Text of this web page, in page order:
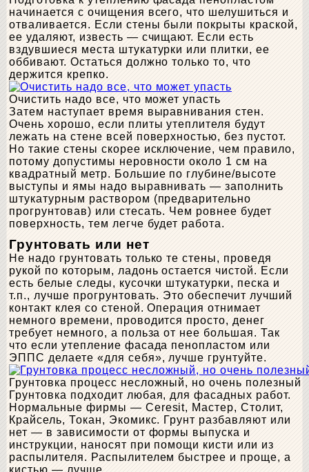
начинается с очищения всего, что шелушиться и
отваливается. Если стены были покрыты краской,
ее удаляют, известь — счищают. Если есть
вздувшиеся места штукатурки или плитки, ее
оббивают. Остаться должно только то, что
держится крепко.
Очистить надо все, что может упасть
Затем наступает время выравнивания стен.
Очень хорошо, если плиты утеплителя будут
лежать на стене всей поверхностью, без пустот.
Но такие стены скорее исключение, чем правило,
потому допустимы неровности около 1 см на
квадратный метр. Большие по глубине/высоте
выступы и ямы надо выравнивать — заполнить
штукатурным раствором (предварительно
прогрунтовав) или стесать. Чем ровнее будет
поверхность, тем легче будет работа.
Грунтовать или нет
Не надо грунтовать только те стены, проведя
рукой по которым, ладонь остается чистой. Если
есть белые следы, кусочки штукатурки, песка и
т.п., лучше прогрунтовать. Это обеспечит лучший
контакт клея со стеной. Операция отнимает
немного времени, проводится просто, денег
требует немного, а польза от нее большая. Так
что если утепление фасада пенопластом или
ЭППС делаете «для себя», лучше грунтуйте.
Грунтовка процесс несложный, но очень полезный
Грунтовка подходит любая, для фасадных работ.
Нормальные фирмы — Ceresit, Мастер, Столит,
Крайсель, Токан, Экомикс. Грунт разбавляют или
нет — в зависимости от формы выпуска и
инструкции, наносят при помощи кисти или из
распылителя. Распылителем быстрее и проще, а
кистью — лучше.